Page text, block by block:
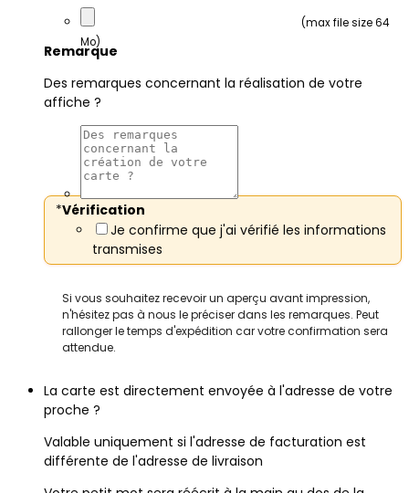
(max file size 64
Mo)
Remarque
Des remarques concernant la réalisation de votre
affiche ?
*Vérification
Je confirme que j'ai vérifié les informations
transmises
Si vous souhaitez recevoir un aperçu avant impression,
n'hésitez pas à nous le préciser dans les remarques. Peut
rallonger le temps d'expédition car votre confirmation sera
attendue.
La carte est directement envoyée à l'adresse de votre
proche ?
Valable uniquement si l'adresse de facturation est
différente de l'adresse de livraison